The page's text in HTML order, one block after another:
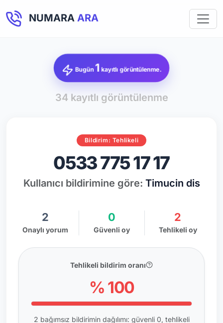
NUMARA ARA
Bugün 1 kayıtlı görüntülenme.
34 kayıtlı görüntülenme
Bildirim: Tehlikeli
0533 775 17 17
Kullanıcı bildirimine göre: Timucin dis
2
Onaylı yorum
0
Güvenli oy
2
Tehlikeli oy
Tehlikeli bildirim oranı
% 100
2 bağımsız bildirimin dağılımı: güvenli 0, tehlikeli